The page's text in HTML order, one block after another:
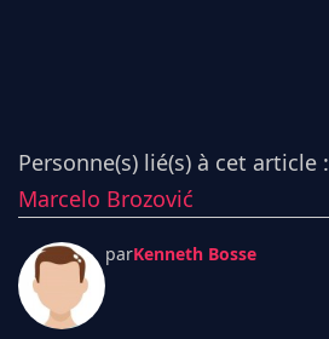
Personne(s) lié(s) à cet article :
Marcelo Brozović
parKenneth Bosse